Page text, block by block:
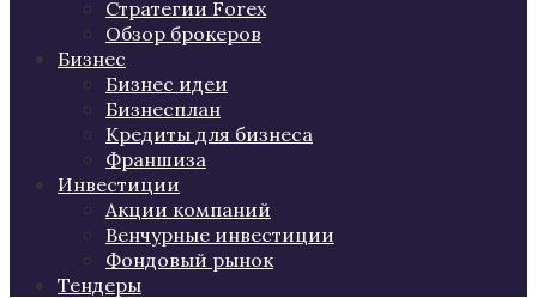
Стратегии Forex
Обзор брокеров
Бизнес
Бизнес идеи
Бизнесплан
Кредиты для бизнеса
Франшиза
Инвестиции
Акции компаний
Венчурные инвестиции
Фондовый рынок
Тендеры